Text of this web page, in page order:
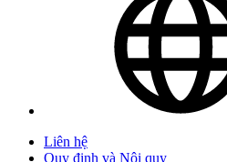
Liên hệ
Quy định và Nội quy